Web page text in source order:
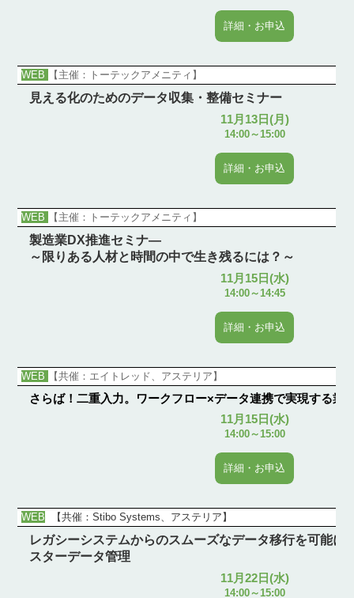
詳細・お申込
WEB 【主催：トーテックアメニティ】
見える化のためのデータ収集・整備セミナー
11月13日(月)
14:00～15:00
詳細・お申込
WEB 【主催：トーテックアメニティ】
製造業DX推進セミナ―
～限りある人材と時間の中で生き残るには？～
11月15日(水)
14:00～14:45
詳細・お申込
WEB 【共催：エイトレッド、アステリア】
さらば！二重入力。ワークフロー×データ連携で実現する業
11月15日(水)
14:00～15:00
詳細・お申込
WEB 【共催：Stibo Systems、アステリア】
レガシーシステムからのスムーズなデータ移行を可能に
スターデータ管理
11月22日(水)
14:00～15:00